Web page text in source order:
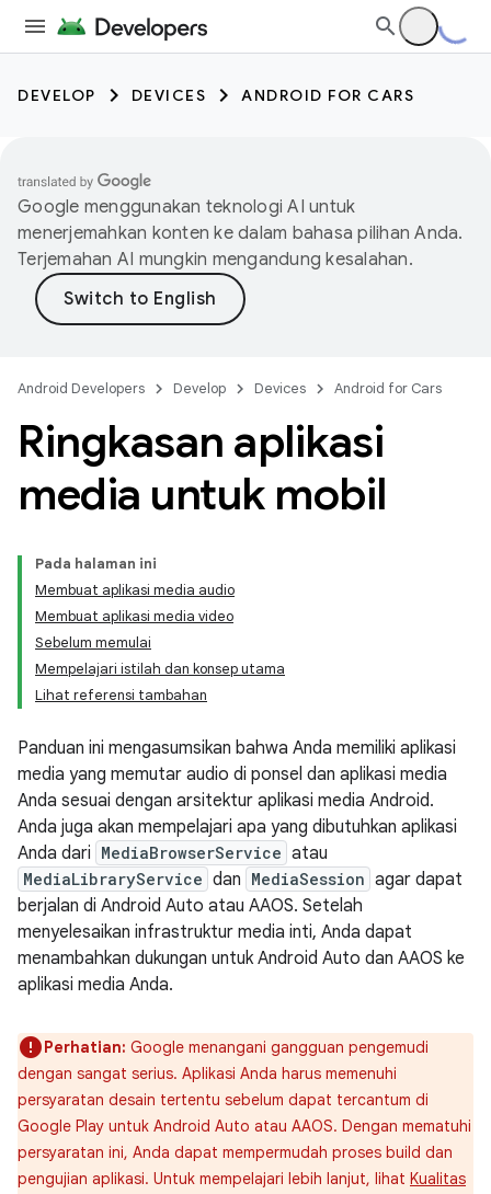
DEVELOP DEVICES ANDROID FOR CARS
Google menggunakan teknologi AI untuk
menerjemahkan konten ke dalam bahasa pilihan Anda.
Terjemahan AI mungkin mengandung kesalahan.
Android Developers Develop Devices Android for Cars
Ringkasan aplikasi
media untuk mobil
Pada halaman ini
Membuat aplikasi media audio
Membuat aplikasi media video
Sebelum memulai
Mempelajari istilah dan konsep utama
Lihat referensi tambahan
Panduan ini mengasumsikan bahwa Anda memiliki aplikasi
media yang memutar audio di ponsel dan aplikasi media
Anda sesuai dengan arsitektur aplikasi media Android.
Anda juga akan mempelajari apa yang dibutuhkan aplikasi
Anda dari MediaBrowserService atau
MediaLibraryService dan MediaSession agar dapat
berjalan di Android Auto atau AAOS. Setelah
menyelesaikan infrastruktur media inti, Anda dapat
menambahkan dukungan untuk Android Auto dan AAOS ke
aplikasi media Anda.
Perhatian: Google menangani gangguan pengemudi
dengan sangat serius. Aplikasi Anda harus memenuhi
persyaratan desain tertentu sebelum dapat tercantum di
Google Play untuk Android Auto atau AAOS. Dengan mematuhi
persyaratan ini, Anda dapat mempermudah proses build dan
pengujian aplikasi. Untuk mempelajari lebih lanjut, lihat Kualitas